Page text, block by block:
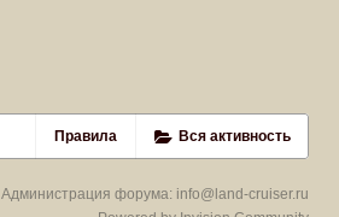
Правила Вся активность
Администрация форума: info@land-cruiser.ru